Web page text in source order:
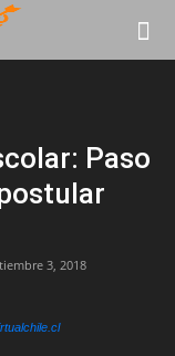
Paso
3, 2018